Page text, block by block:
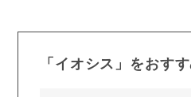
「イオシス」をおす